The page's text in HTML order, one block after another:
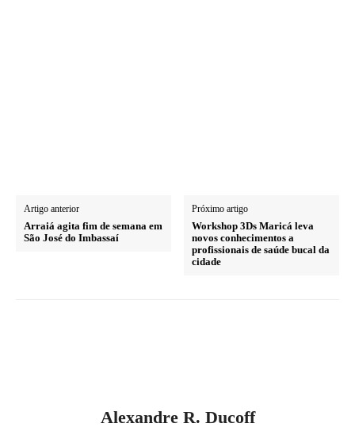
Artigo anterior
Arraiá agita fim de semana em
São José do Imbassaí
Próximo artigo
Workshop 3Ds Maricá leva
novos conhecimentos a
profissionais de saúde bucal da
cidade
Alexandre R. Ducoff